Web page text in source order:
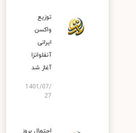
توزیع
واکسن
ایرانی
آنفلوانزا
آغاز شد
1401/07/
27
احتمال بروز